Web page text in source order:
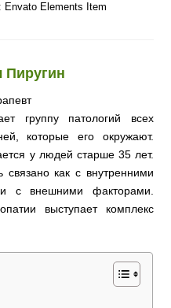
Envato Elements Item
Пиругин
группу патологий всех
которые его окружают.
у людей старше 35 лет.
связано как с внутренними
и с внешними факторами.
выступает комплекс